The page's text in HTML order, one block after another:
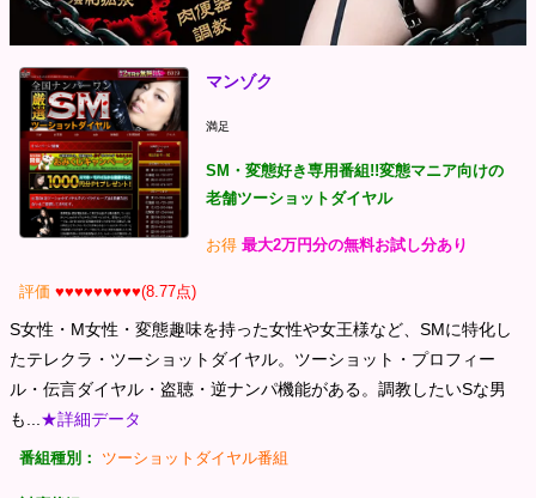
マンゾク
満足
SM・変態好き専用番組!!変態マニア向けの
老舗ツーショットダイヤル
お得 最大2万円分の無料お試し分あり
評価 ♥♥♥♥♥♥♥♥♥(8.77点)
S女性・M女性・変態趣味を持った女性や女王様など、SMに特化し
たテレクラ・ツーショットダイヤル。ツーショット・プロフィー
ル・伝言ダイヤル・盗聴・逆ナンパ機能がある。調教したいSな男
も...★詳細データ
番組種別： ツーショットダイヤル番組